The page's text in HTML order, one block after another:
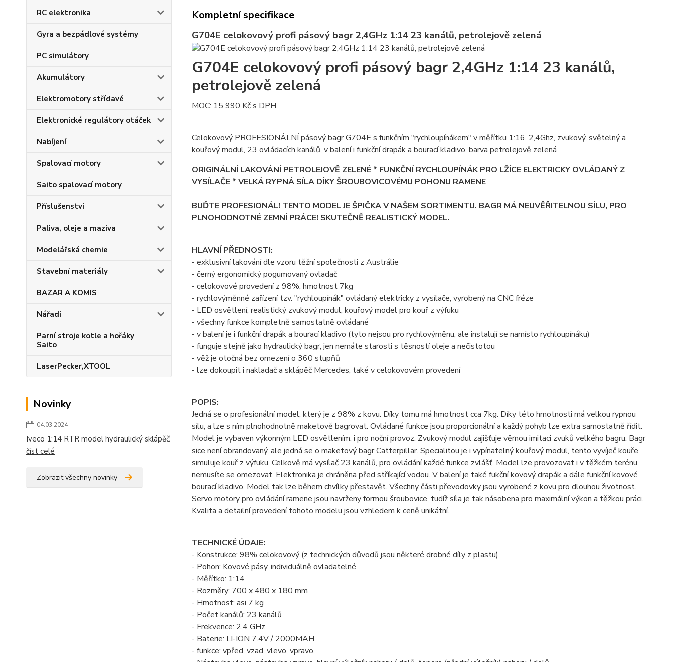
RC elektronika
Gyra a bezpádlové systémy
PC simulátory
Akumulátory
Elektromotory střídavé
Elektronické regulátory otáček
Nabíjení
Spalovací motory
Saito spalovací motory
Příslušenství
Paliva, oleje a maziva
Modelářská chemie
Stavební materiály
BAZAR A KOMIS
Nářadí
Parní stroje kotle a hořáky
Saito
LaserPecker,XTOOL
Novinky
04.03.2024
Iveco 1:14 RTR model hydraulický sklápěč
číst celé
Zobrazit všechny novinky
Kompletní specifikace
G704E celokovový profi pásový bagr 2,4GHz 1:14 23 kanálů, petrolejově zelená
G704E celokovový profi pásový bagr 2,4GHz 1:14 23 kanálů,
petrolejově zelená
MOC: 15 990 Kč s DPH
Celokovový PROFESIONÁLNÍ pásový bagr G704E s funkčním "rychloupínákem" v měřítku 1:16. 2,4Ghz, zvukový, světelný a
kouřový modul, 23 ovládacích kanálů, v balení i funkční drapák a bourací kladivo, barva petrolejově zelená
ORIGINÁLNÍ LAKOVÁNÍ PETROLEJOVĚ ZELENÉ * FUNKČNÍ RYCHLOUPÍNÁK PRO LŽÍCE ELEKTRICKY OVLÁDANÝ Z
VYSÍLAČE * VELKÁ RYPNÁ SÍLA DÍKY ŠROUBOVICOVÉMU POHONU RAMENE
BUĎTE PROFESIONÁL! TENTO MODEL JE ŠPIČKA V NAŠEM SORTIMENTU. BAGR MÁ NEUVĚŘITELNOU SÍLU, PRO
PLNOHODNOTNÉ ZEMNÍ PRÁCE! SKUTEČNĚ REALISTICKÝ MODEL.
HLAVNÍ PŘEDNOSTI:
- exklusivní lakování dle vzoru těžní společnosti z Austrálie
- černý ergonomický pogumovaný ovladač
- celokovové provedení z 98%, hmotnost 7kg
- rychlovýměnné zařízení tzv. "rychloupínák" ovládaný elektricky z vysílače, vyrobený na CNC fréze
- LED osvětlení, realistický zvukový modul, kouřový model pro kouř z výfuku
- všechny funkce kompletně samostatně ovládané
- v balení je i funkční drapák a bourací kladivo (tyto nejsou pro rychlovýměnu, ale instalují se namísto rychloupínáku)
- funguje stejně jako hydraulický bagr, jen nemáte starosti s těsností oleje a nečistotou
- věž je otočná bez omezení o 360 stupňů
- lze dokoupit i nakladač a sklápěč Mercedes, také v celokovovém provedení
POPIS:
Jedná se o profesionální model, který je z 98% z kovu. Díky tomu má hmotnost cca 7kg. Díky této hmotnosti má velkou rypnou
sílu, a lze s ním plnohodnotně maketově bagrovat. Ovládané funkce jsou proporcionální a každý pohyb lze extra samostatně řídit.
Model je vybaven výkonným LED osvětlením, i pro noční provoz. Zvukový modul zajišťuje věrnou imitaci zvuků velkého bagru. Bagr
sice není obrandovaný, ale jedná se o maketový bagr Catterpillar. Specialitou je i vypínatelný kouřový modul, tento vyvíječ kouře
simuluje kouř z výfuku. Celkově má vysílač 23 kanálů, pro ovládání každé funkce zvlášť. Model lze provozovat i v těžkém terénu,
nemusíte se omezovat. Elektronika je chráněna před stříkající vodou. V balení je také fukční kovový drapák a dále funkční kovové
bourací kladivo. Model tak lze během chvílky přestavět. Všechny části převodovky jsou vyrobené z kovu pro dlouhou životnost.
Servo motory pro ovládání ramene jsou navrženy formou šroubovice, tudíž síla je tak násobena pro maximální výkon a těžkou práci.
Kvalita a detailní provedení tohoto modelu jsou vzhledem k ceně unikátní.
TECHNICKÉ ÚDAJE:
- Konstrukce: 98% celokovový (z technických důvodů jsou některé drobné díly z plastu)
- Pohon: Kovové pásy, individuálně ovladatelné
- Měřítko: 1:14
- Rozměry: 700 x 480 x 180 mm
- Hmotnost: asi 7 kg
- Počet kanálů: 23 kanálů
- Frekvence: 2,4 GHz
- Baterie: LI-ION 7.4V / 2000MAH
- funkce: vpřed, vzad, vlevo, vpravo,